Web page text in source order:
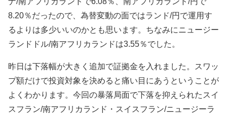
8.20％だったので、為替変動の面ではランド/円で運用す
るよりは多少いいのかとも思います。ちなみにニュージー
ランドドル/南アフリカランドは3.55％でした。
昨日は下落幅が大きく追加で証拠金を入れました。スワッ
プ額だけで投資対象を決めると痛い目にあうということが
よくわかります。今回の暴落局面で下落を抑えられた スイ
スフラン/南アフリカランド・スイスフラン/ニュージーラ